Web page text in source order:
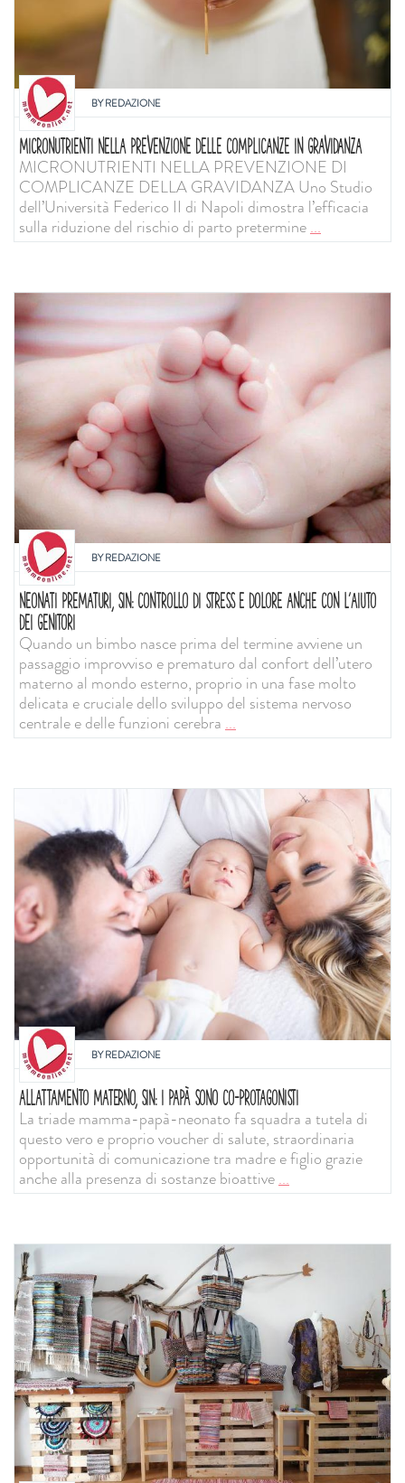
BYREDAZIONE
MICRONUTRIENTI NELLA PREVENZIONE DELLE COMPLICANZE IN GRAVIDANZA
MICRONUTRIENTI NELLA PREVENZIONE DI
COMPLICANZE DELLA GRAVIDANZA Uno Studio
dell’Università Federico II di Napoli dimostra l’efficacia
sulla riduzione del rischio di parto pretermine...
BYREDAZIONE
NEONATI PREMATURI, SIN: CONTROLLO DI STRESS E DOLORE ANCHE CON L'AIUTO
DEI GENITORI
Quando un bimbo nasce prima del termine avviene un
passaggio improvviso e prematuro dal confort dell’utero
materno al mondo esterno, proprio in una fase molto
delicata e cruciale dello sviluppo del sistema nervoso
centrale e delle funzioni cerebra...
BYREDAZIONE
ALLATTAMENTO MATERNO, SIN: I PAPÀ SONO CO-PROTAGONISTI
La triade mamma-papà-neonato fa squadra a tutela di
questo vero e proprio voucher di salute, straordinaria
opportunità di comunicazione tra madre e figlio grazie
anche alla presenza di sostanze bioattive...